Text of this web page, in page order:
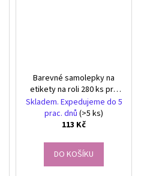
Barevné samolepky na
etikety na roli 280 ks pro
děti kreativní DIY projekty
Skladem. Expedujeme do 5
prac. dnů (>5 ks)
113 Kč
DO KOŠÍKU